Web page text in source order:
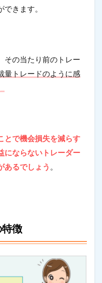
きます。
その当たり前のトレー
量トレードのように感
とで機会損失を減らす
にならないトレーダー
あるでしょう 。
特徴